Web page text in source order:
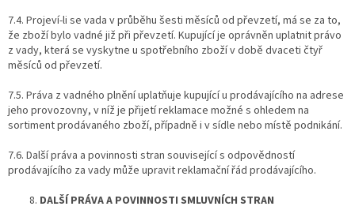
7.4. Projeví-li se vada v průběhu šesti měsíců od převzetí, má se za to,
že zboží bylo vadné již při převzetí. Kupující je oprávněn uplatnit právo
z vady, která se vyskytne u spotřebního zboží v době dvaceti čtyř
měsíců od převzetí.
7.5. Práva z vadného plnění uplatňuje kupující u prodávajícího na adrese
jeho provozovny, v níž je přijetí reklamace možné s ohledem na
sortiment prodávaného zboží, případně i v sídle nebo místě podnikání.
7.6. Další práva a povinnosti stran související s odpovědností
prodávajícího za vady může upravit reklamační řád prodávajícího.
DALŠÍ PRÁVA A POVINNOSTI SMLUVNÍCH STRAN